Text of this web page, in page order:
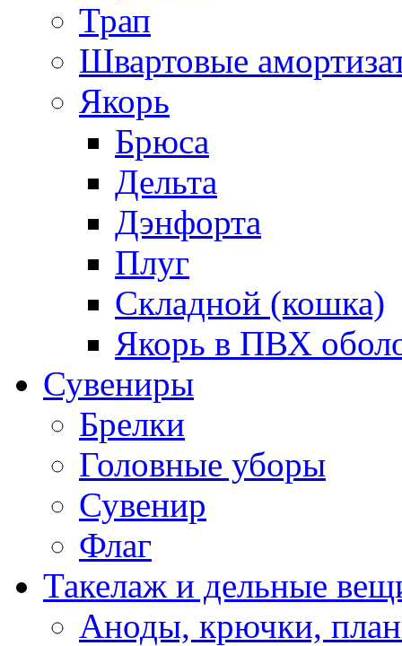
Трап
Швартовые
Якорь
Брюса
Дельта
Дэнфорта
Плуг
Складной (кошка)
Якорь в ПВХ
Сувениры
Брелки
Головные уборы
Сувенир
Флаг
Такелаж и дельные
Аноды, крючки,